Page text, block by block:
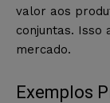
valor aos
conjuntas. Isso
mercado.
Exemplos